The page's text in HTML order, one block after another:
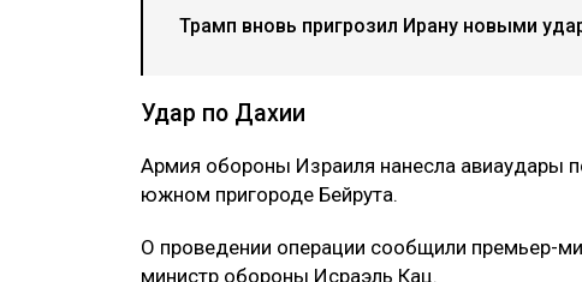
Трамп вновь пригрозил Ирану новыми
Удар по Дахии
Армия обороны Израиля нанесла авиаудары
южном пригороде Бейрута.
О проведении операции сообщили премьер-
министр обороны Исраэль Кац.